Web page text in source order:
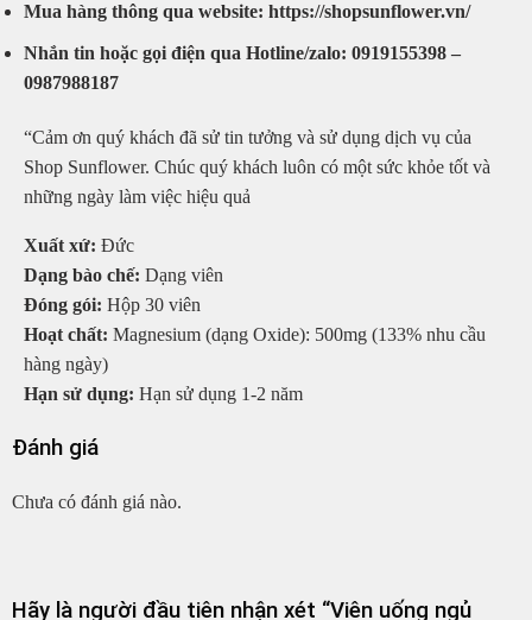
Mua hàng thông qua website: https://shopsunflower.vn/
Nhắn tin hoặc gọi điện qua Hotline/zalo: 0919155398 –
0987988187
“Cảm ơn quý khách đã sử tin tưởng và sử dụng dịch vụ của
Shop Sunflower. Chúc quý khách luôn có một sức khỏe tốt và
những ngày làm việc hiệu quả
Xuất xứ: Đức
Dạng bào chế: Dạng viên
Đóng gói: Hộp 30 viên
Hoạt chất: Magnesium (dạng Oxide): 500mg (133% nhu cầu
hàng ngày)
Hạn sử dụng: Hạn sử dụng 1-2 năm
Đánh giá
Chưa có đánh giá nào.
Hãy là người đầu tiên nhận xét “Viên uống ngủ